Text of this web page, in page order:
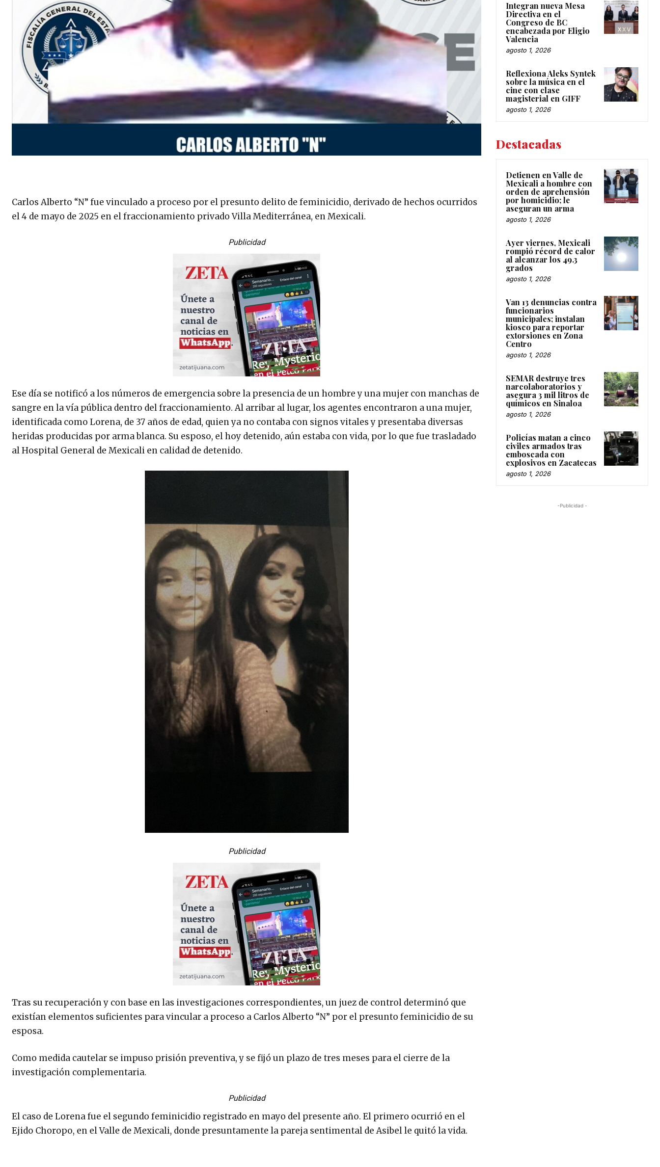
Carlos Alberto “N” fue vinculado a proceso por el presunto delito de feminicidio, derivado de hechos ocurridos
el 4 de mayo de 2025 en el fraccionamiento privado Villa Mediterránea, en Mexicali.
Publicidad
Ese día se notificó a los números de emergencia sobre la presencia de un hombre y una mujer con manchas de
sangre en la vía pública dentro del fraccionamiento. Al arribar al lugar, los agentes encontraron a una mujer,
identificada como Lorena, de 37 años de edad, quien ya no contaba con signos vitales y presentaba diversas
heridas producidas por arma blanca. Su esposo, el hoy detenido, aún estaba con vida, por lo que fue trasladado
al Hospital General de Mexicali en calidad de detenido.
Publicidad
Tras su recuperación y con base en las investigaciones correspondientes, un juez de control determinó que
existían elementos suficientes para vincular a proceso a Carlos Alberto “N” por el presunto feminicidio de su
esposa.
Como medida cautelar se impuso prisión preventiva, y se fijó un plazo de tres meses para el cierre de la
investigación complementaria.
Publicidad
El caso de Lorena fue el segundo feminicidio registrado en mayo del presente año. El primero ocurrió en el
Ejido Choropo, en el Valle de Mexicali, donde presuntamente la pareja sentimental de Asibel le quitó la vida.
Integran nueva Mesa
Directiva en el
Congreso de BC
encabezada por Eligio
Valencia
agosto 1, 2026
Reflexiona Aleks Syntek
sobre la música en el
cine con clase
magisterial en GIFF
agosto 1, 2026
Destacadas
Detienen en Valle de
Mexicali a hombre con
orden de aprehensión
por homicidio; le
aseguran un arma
agosto 1, 2026
Ayer viernes, Mexicali
rompió récord de calor
al alcanzar los 49.3
grados
agosto 1, 2026
Van 13 denuncias contra
funcionarios
municipales; instalan
kiosco para reportar
extorsiones en Zona
Centro
agosto 1, 2026
SEMAR destruye tres
narcolaboratorios y
asegura 3 mil litros de
químicos en Sinaloa
agosto 1, 2026
Policías matan a cinco
civiles armados tras
emboscada con
explosivos en Zacatecas
agosto 1, 2026
-Publicidad -